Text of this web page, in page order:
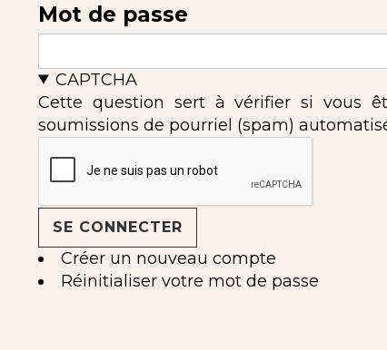
Mot de passe
CAPTCHA
Cette question sert à vérifier si vous
soumissions de pourriel (spam)
Créer un nouveau compte
Réinitialiser votre mot de passe